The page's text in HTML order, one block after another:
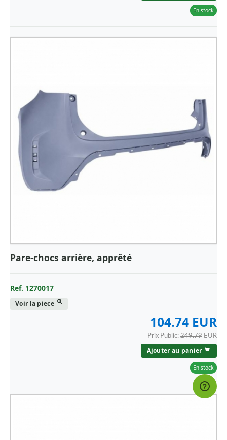
En stock
Pare-chocs arrière, apprêté
Ref. 1270017
Voir la piece
104.74 EUR
Prix Public: 249.79 EUR
Ajouter au panier
En stock